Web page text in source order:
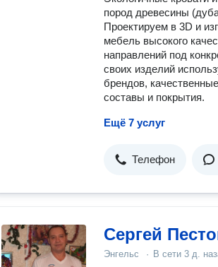
пород древесины
Проектируем в 3D и
мебель высокого
направлений под
своих изделий
брендов,
составы и покрытия.
Ещё 7 услуг
Телефон
Сергей
Энгельс · В сети 3 д.